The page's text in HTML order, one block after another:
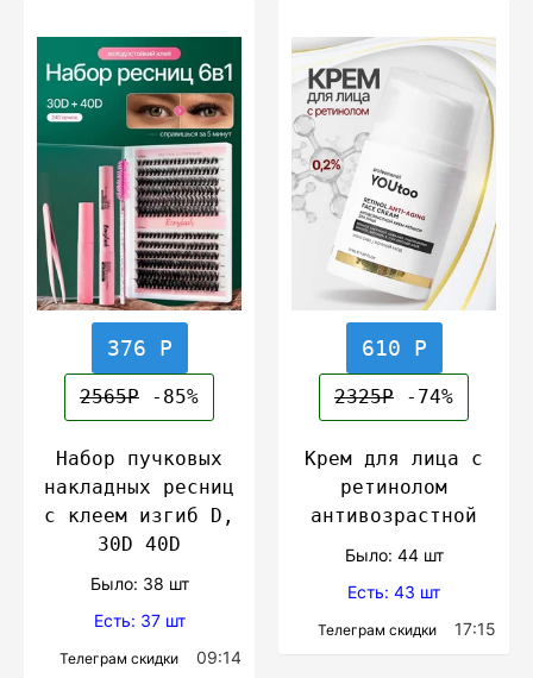
376 Р
2565Р -85%
Набор пучковых
накладных ресниц
с клеем изгиб D,
30D 40D
Было: 38 шт
Есть: 37 шт
Телеграм скидки 09:14
610 Р
2325Р -74%
Крем для лица с
ретинолом
антивозрастной
Было: 44 шт
Есть: 43 шт
Телеграм скидки 17:15